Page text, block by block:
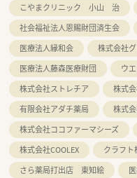
こやまクリニック 小山 治
社会福祉法人恩賜財団済生会
医療法人縁和会
株式会社
医療法人藤森医療財団
ウ
株式会社ストレチア
株式
有限会社アダチ薬局
株式
株式会社ココファーマシーズ
株式会社COOLEX
クラフト
さら薬局打出店 東知絵